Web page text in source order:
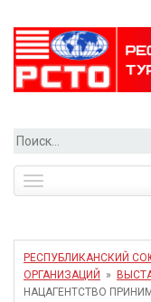
Найти:
РЕСПУБЛИКАНСКИЙ
ОРГАНИЗАЦИЙ
»
НАЦАГЕНТСТВО